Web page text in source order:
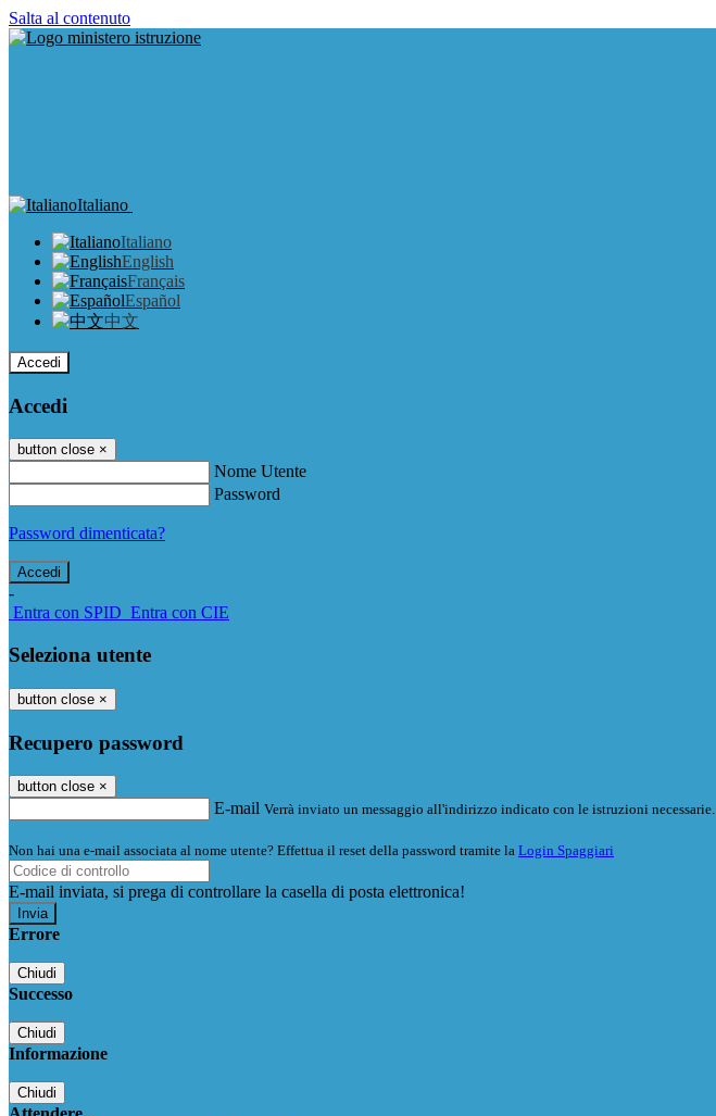
Salta al contenuto
Italiano
Italiano
English
Français
Español
中文
Accedi
Accedi
button close ×
Nome Utente
Password
Password dimenticata?
-
Entra con SPID Entra con CIE
Seleziona utente
button close ×
Recupero password
button close ×
E-mail Verrà inviato un messaggio all'indirizzo indicato con le istruzioni necessarie.
Non hai una e-mail associata al nome utente? Effettua il reset della password tramite la Login Spaggiari
E-mail inviata, si prega di controllare la casella di posta elettronica!
Errore
Chiudi
Successo
Chiudi
Informazione
Chiudi